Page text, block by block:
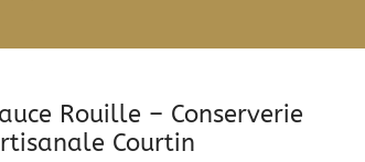
Rouille – Conserverie
Courtin